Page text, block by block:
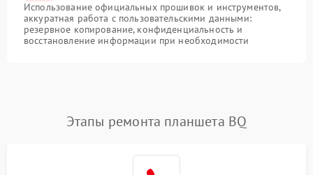
Использование официальных прошивок и инструментов,
аккуратная работа с пользовательскими данными:
резервное копирование, конфиденциальность и
восстановление информации при необходимости
Этапы ремонта планшета BQ